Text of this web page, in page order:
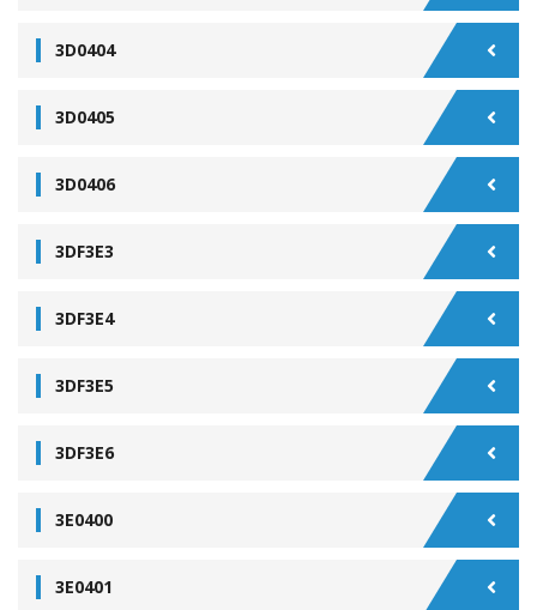
3D0404
3D0405
3D0406
3DF3E3
3DF3E4
3DF3E5
3DF3E6
3E0400
3E0401